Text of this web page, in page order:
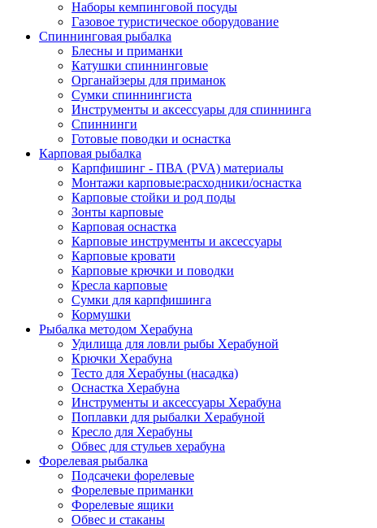
Наборы кемпинговой посуды
Газовое туристическое оборудование
Спиннинговая рыбалка
Блесны и приманки
Катушки спиннинговые
Органайзеры для приманок
Сумки спиннингиста
Инструменты и аксессуары для спиннинга
Спиннинги
Готовые поводки и оснастка
Карповая рыбалка
Карпфишинг - ПВА (PVA) материалы
Монтажи карповые:расходники/оснастка
Карповые стойки и род поды
Зонты карповые
Карповая оснастка
Карповые инструменты и аксессуары
Карповые кровати
Карповые крючки и поводки
Кресла карповые
Сумки для карпфишинга
Кормушки
Рыбалка методом Херабуна
Удилища для ловли рыбы Херабуной
Крючки Херабуна
Тесто для Херабуны (насадка)
Оснастка Херабуна
Инструменты и аксессуары Херабуна
Поплавки для рыбалки Херабуной
Кресло для Херабуны
Обвес для стульев херабуна
Форелевая рыбалка
Подсачеки форелевые
Форелевые приманки
Форелевые ящики
Обвес и стаканы